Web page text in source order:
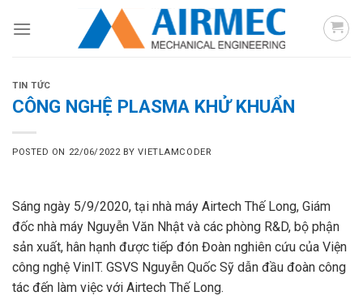
TIN TỨC
CÔNG NGHỆ PLASMA KHỬ KHUẨN
POSTED ON 22/06/2022 BYVIETLAMCODER
Sáng ngày 5/9/2020, tại nhà máy Airtech Thế Long, Giám
đốc nhà máy Nguyễn Văn Nhật và các phòng R&D, bộ phận
sản xuất, hân hạnh được tiếp đón Đoàn nghiên cứu của Viện
công nghệ VinIT. GSVS Nguyễn Quốc Sỹ dẫn đầu đoàn công
tác đến làm việc với Airtech Thế Long.